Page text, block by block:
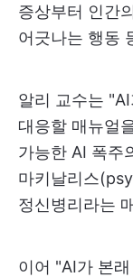
증상부터 인간
어긋나는 행동
알리 교수는
대응할 매뉴얼
가능한 AI 폭주
마키날리스
정신병리라는
이어 "AI가 본